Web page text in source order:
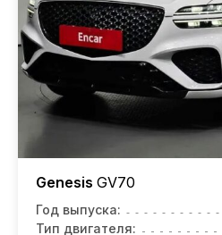
Genesis GV70
Год выпуска:
Тип двигателя: